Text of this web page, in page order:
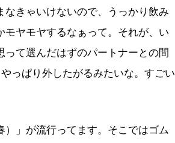
きゃいけないので、うっかり飲み
ヤモヤするなぁって。それが、い
て選んだはずのパートナーとの間
っぱり外したがるみたいな。すごい
」が流行ってます。そこではゴム